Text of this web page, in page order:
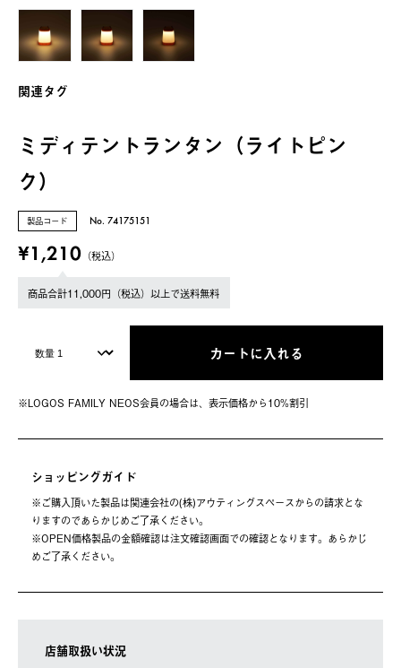
関連タグ
ミディテントランタン（ライトピン
ク）
製品コード No. 74175151
¥1,210 （税込）
商品合計11,000円（税込）以上で送料無料
カートに入れる
※LOGOS FAMILY NEOS会員の場合は、表⽰価格から10%割引
ショッピングガイド
※ご購⼊頂いた製品は関連会社の(株)アウティングスペースからの請求とな
りますのであらかじめご了承ください。
※OPEN価格製品の⾦額確認は注⽂確認画⾯での確認となります。あらかじ
めご了承ください。
店舗取扱い状況